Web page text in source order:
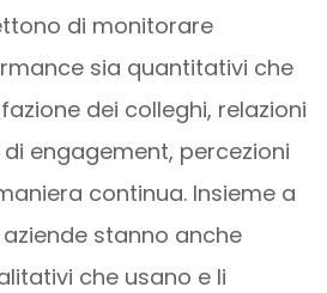
di monitorare
sia quantitativi che
dei colleghi, relazioni
engagement, percezioni
continua. Insieme a
stanno anche
che usano e li